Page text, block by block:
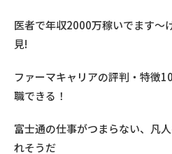
医者で年収2000万稼いでます〜
見!
ファーマキャリアの評判・特徴
職できる！
富士通の仕事がつまらない、凡
れそうだ